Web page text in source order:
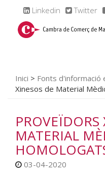
Linkedin Twitter
Inici > Fonts d'informació
Xinesos de Material
PROVEÏDORS
MATERIAL
03-04-2020